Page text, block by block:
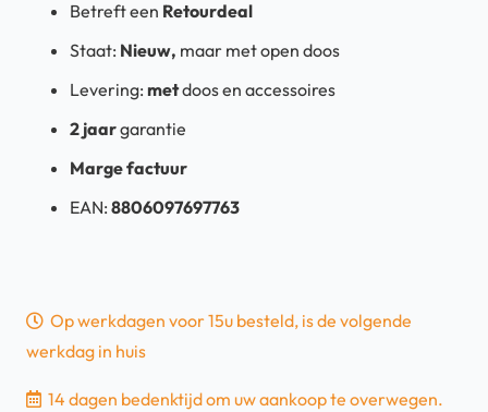
Betreft een Retourdeal
Staat: Nieuw, maar met open doos
Levering: metdoos en accessoires
2 jaargarantie
Marge factuur
EAN: 8806097697763
Op werkdagen voor 15u besteld, is de volgende
werkdag in huis
14 dagen bedenktijd om uw aankoop te overwegen.